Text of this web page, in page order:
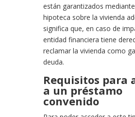
están garantizados
hipoteca sobre la vivienda
significa que, en caso de
entidad financiera tiene
reclamar la vivienda como
deuda.
Requisitos para
a un préstamo
convenido